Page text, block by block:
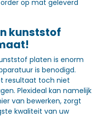
op mat geleverd
kunststof
platen is enorm
is benodigd.
resultaat toch niet
Plexideal kan namelijk
van bewerken, zorgt
kwaliteit van uw